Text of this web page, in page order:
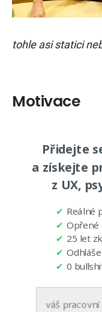
tohle asi statici
Motivace
zjistil,
– v tomto případě
nedokončí úkol.
V kostce: Nad
nemotivují, spíše
zodpovědnost a
Už asi tušíte, kam
Přidejte
a získejte
z UX,
✔ Reálné
✔ Opřené
✔ 25 let
✔
✔ 0